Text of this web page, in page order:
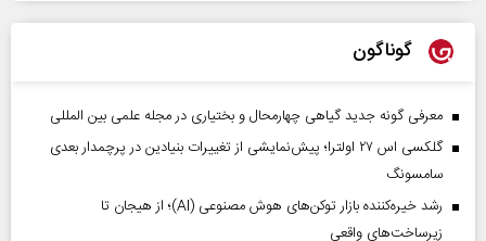
گوناگون
معرفی گونه جدید گیاهی چهارمحال و بختیاری در مجله علمی بین المللی
گلکسی اس ۲۷ اولترا؛ پیش‌نمایشی از تغییرات بنیادین در پرچمدار بعدی
سامسونگ
رشد خیره‌کننده بازار توکن‌های هوش مصنوعی (AI)؛ از هیجان تا
زیرساخت‌های واقعی